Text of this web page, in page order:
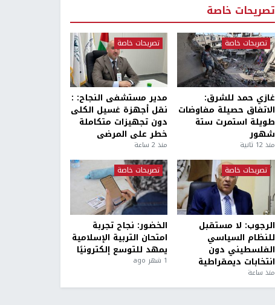
تصريحات خاصة
تصريحات خاصة
غازي حمد للشرق:
الاتفاق حصيلة مفاوضات
طويلة استمرت ستة
شهور
منذ 12 ثانية
تصريحات خاصة
مدير مستشفى النجاح: :
نقل أجهزة غسيل الكلى
دون تجهيزات متكاملة
خطر على المرضى
منذ 2 ساعة
تصريحات خاصة
الرجوب: لا مستقبل
للنظام السياسي
الفلسطيني دون
انتخابات ديمقراطية
منذ ساعة
تصريحات خاصة
الخضور: نجاح تجربة
امتحان التربية الإسلامية
يمهد للتوسع إلكترونيًا
1 شهر ago